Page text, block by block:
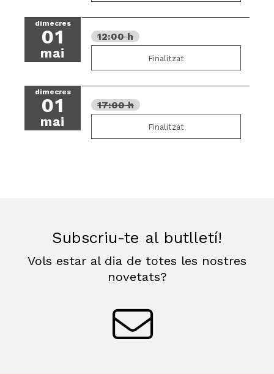
dimecres
01
mai
12:00 h
Finalitzat
dimecres
01
mai
17:00 h
Finalitzat
Subscriu-te al butlletí!
Vols estar al dia de totes les nostres
novetats?